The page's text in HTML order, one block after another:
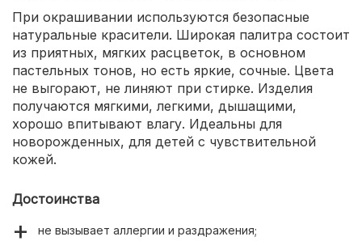
При окрашивании используются безопасные
натуральные красители. Широкая палитра состоит
из приятных, мягких расцветок, в основном
пастельных тонов, но есть яркие, сочные. Цвета
не выгорают, не линяют при стирке. Изделия
получаются мягкими, легкими, дышащими,
хорошо впитывают влагу. Идеальны для
новорожденных, для детей с чувствительной
кожей.
Достоинства
не вызывает аллергии и раздражения;